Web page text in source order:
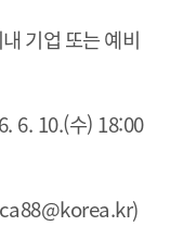
기업 또는 예비
6. 10.(수) 18:00